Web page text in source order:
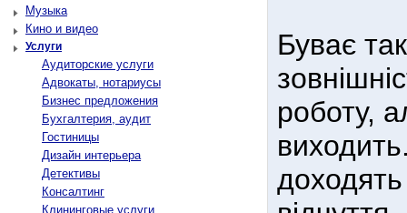
Музыка
Кино и видео
Услуги
Аудиторские услуги
Адвокаты, нотариусы
Бизнес предложения
Бухгалтерия, аудит
Гостиницы
Дизайн интерьера
Детективы
Консалтинг
Клининговые услуги
Буває
роботу,